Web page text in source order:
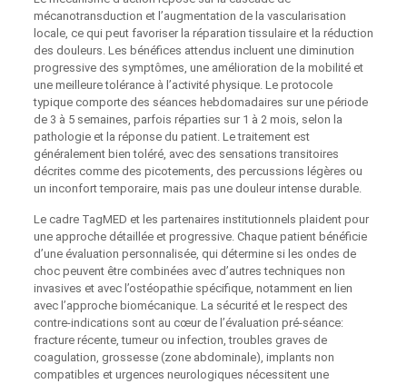
mécanotransduction et l’augmentation de la vascularisation
locale, ce qui peut favoriser la réparation tissulaire et la réduction
des douleurs. Les bénéfices attendus incluent une diminution
progressive des symptômes, une amélioration de la mobilité et
une meilleure tolérance à l’activité physique. Le protocole
typique comporte des séances hebdomadaires sur une période
de 3 à 5 semaines, parfois réparties sur 1 à 2 mois, selon la
pathologie et la réponse du patient. Le traitement est
généralement bien toléré, avec des sensations transitoires
décrites comme des picotements, des percussions légères ou
un inconfort temporaire, mais pas une douleur intense durable.
Le cadre TagMED et les partenaires institutionnels plaident pour
une approche détaillée et progressive. Chaque patient bénéficie
d’une évaluation personnalisée, qui détermine si les ondes de
choc peuvent être combinées avec d’autres techniques non
invasives et avec l’ostéopathie spécifique, notamment en lien
avec l’approche biomécanique. La sécurité et le respect des
contre-indications sont au cœur de l’évaluation pré‑séance:
fracture récente, tumeur ou infection, troubles graves de
coagulation, grossesse (zone abdominale), implants non
compatibles et urgences neurologiques nécessitent une